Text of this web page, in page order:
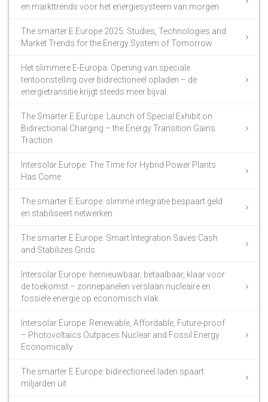
en markttrends voor het energiesysteem van morgen
The smarter E Europe 2025: Studies, Technologies and
Market Trends for the Energy System of Tomorrow
Het slimmere E-Europa: Opening van speciale
tentoonstelling over bidirectioneel opladen – de
energietransitie krijgt steeds meer bijval
The Smarter E Europe: Launch of Special Exhibit on
Bidirectional Charging – the Energy Transition Gains
Traction
Intersolar Europe: The Time for Hybrid Power Plants
Has Come
The smarter E Europe: slimme integratie bespaart geld
en stabiliseert netwerken
The smarter E Europe: Smart Integration Saves Cash
and Stabilizes Grids
Intersolar Europe: hernieuwbaar, betaalbaar, klaar voor
de toekomst – zonnepanelen verslaan nucleaire en
fossiele energie op economisch vlak
Intersolar Europe: Renewable, Affordable, Future-proof
– Photovoltaics Outpaces Nuclear and Fossil Energy
Economically
The smarter E Europe: bidirectioneel laden spaart
miljarden uit